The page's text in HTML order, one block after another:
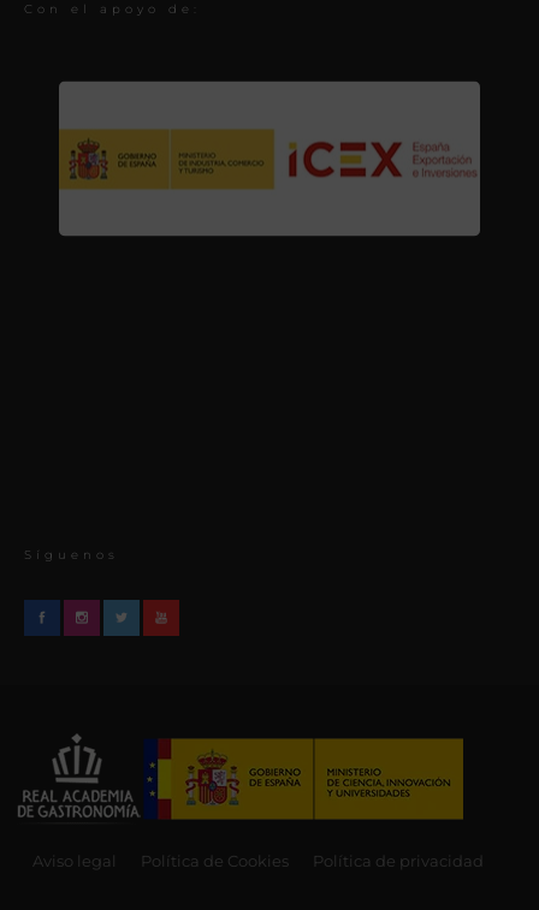
Con el apoyo de:
Síguenos
Aviso legal Política de Cookies Política de privacidad